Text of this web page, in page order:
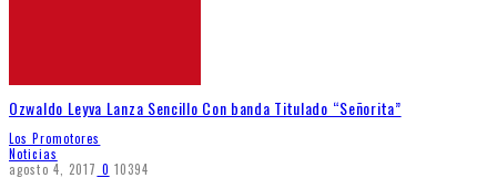
Ozwaldo Leyva Lanza Sencillo Con banda Titulado “Señorita”
Los Promotores
Noticias
agosto 4, 2017 0 10394